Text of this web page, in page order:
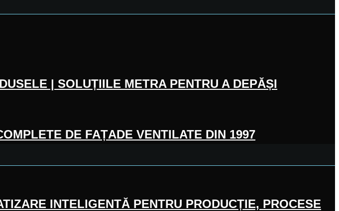
| SOLUȚIILE METRA PENTRU A DEPĂȘI
DE FAȚADE VENTILATE DIN 1997
INTELIGENTĂ PENTRU PRODUCȚIE, PROCESE